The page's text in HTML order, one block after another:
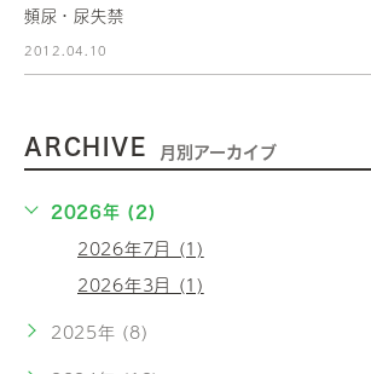
頻尿・尿失禁
2012.04.10
ARCHIVE 月別アーカイブ
2026年 (2)
2026年7月 (1)
2026年3月 (1)
2025年 (8)